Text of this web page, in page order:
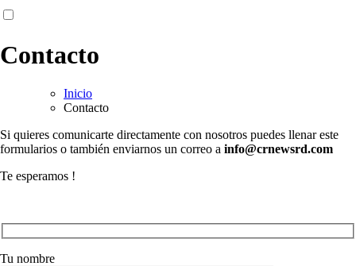
Contacto
Inicio
Contacto
Si quieres comunicarte directamente con nosotros puedes llenar este
formularios o también enviarnos un correo a info@crnewsrd.com
Te esperamos !
Tu nombre